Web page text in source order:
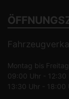
Montag bis Freitag
09:00 Uhr - 12:30
13:30 Uhr - 18:00